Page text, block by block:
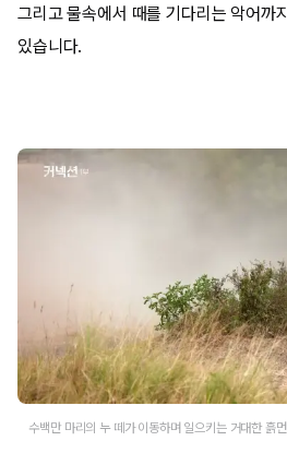
그리고 물속에서 때를 기다리는 악어까
있습니다.
수백만 마리의 누 떼가 이동하며 일으키는 거대한 흙